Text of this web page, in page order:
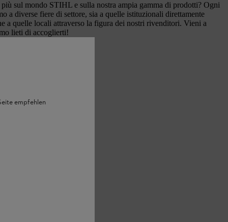
sul mondo STIHL e sulla nostra ampia gamma di prodotti? Ogni
a diverse fiere di settore, sia a quelle istituzionali direttamente
a quelle locali attraverso la figura dei nostri rivenditori. Vieni a
lieti di accoglierti!
empfehlen